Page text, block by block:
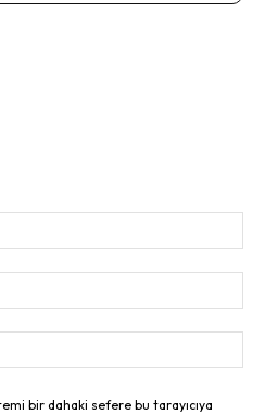
bir dahaki sefere bu tarayıcıya